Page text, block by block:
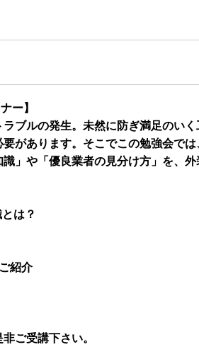
ー】
ブルの発生。未然に防ぎ満足のいく
があります。そこでこの勉強会で
」や「優良業者の見分け方」を、
は？
紹介
ご受講下さい。